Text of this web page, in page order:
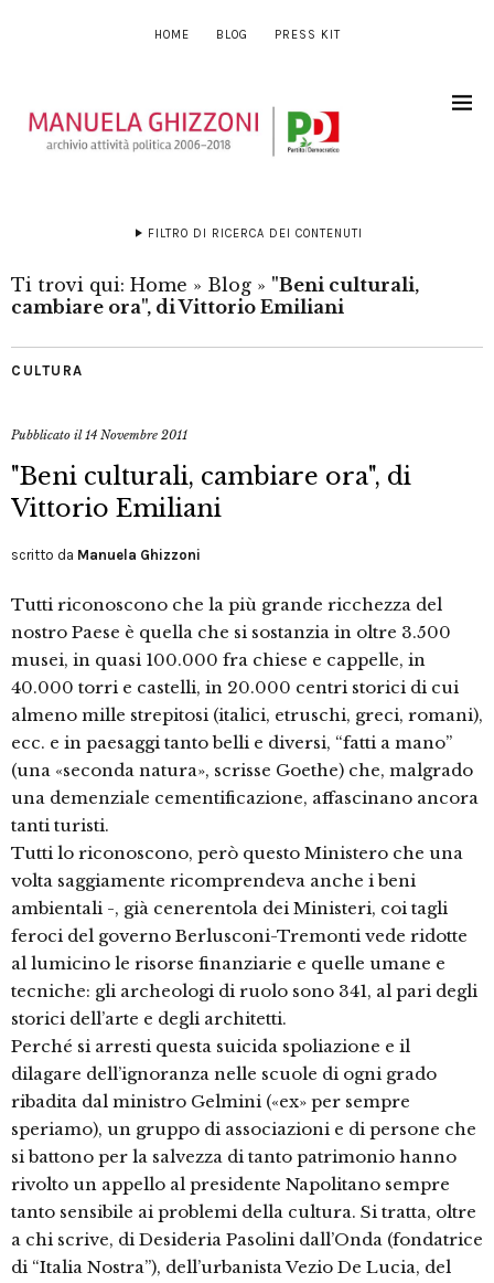
HOME BLOG PRESS KIT
FILTRO DI RICERCA DEI CONTENUTI
Ti trovi qui: Home » Blog » "Beni culturali,
cambiare ora", di Vittorio Emiliani
CULTURA
Pubblicato il14 Novembre 2011
"Beni culturali, cambiare ora", di
Vittorio Emiliani
scritto da Manuela Ghizzoni
Tutti riconoscono che la più grande ricchezza del
nostro Paese è quella che si sostanzia in oltre 3.500
musei, in quasi 100.000 fra chiese e cappelle, in
40.000 torri e castelli, in 20.000 centri storici di cui
almeno mille strepitosi (italici, etruschi, greci, romani),
ecc. e in paesaggi tanto belli e diversi, “fatti a mano”
(una «seconda natura», scrisse Goethe) che, malgrado
una demenziale cementificazione, affascinano ancora
tanti turisti.
Tutti lo riconoscono, però questo Ministero che una
volta saggiamente ricomprendeva anche i beni
ambientali -, già cenerentola dei Ministeri, coi tagli
feroci del governo Berlusconi-Tremonti vede ridotte
al lumicino le risorse finanziarie e quelle umane e
tecniche: gli archeologi di ruolo sono 341, al pari degli
storici dell’arte e degli architetti.
Perché si arresti questa suicida spoliazione e il
dilagare dell’ignoranza nelle scuole di ogni grado
ribadita dal ministro Gelmini («ex» per sempre
speriamo), un gruppo di associazioni e di persone che
si battono per la salvezza di tanto patrimonio hanno
rivolto un appello al presidente Napolitano sempre
tanto sensibile ai problemi della cultura. Si tratta, oltre
a chi scrive, di Desideria Pasolini dall’Onda (fondatrice
di “Italia Nostra”), dell’urbanista Vezio De Lucia, del